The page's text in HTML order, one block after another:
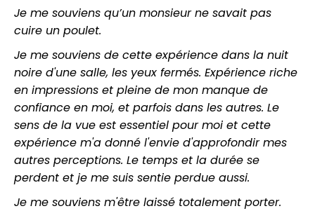
Je me souviens qu’un monsieur ne savait pas
cuire un poulet.
Je me souviens de cette expérience dans la nuit
noire d'une salle, les yeux fermés. Expérience riche
en impressions et pleine de mon manque de
confiance en moi, et parfois dans les autres. Le
sens de la vue est essentiel pour moi et cette
expérience m'a donné l'envie d'approfondir mes
autres perceptions. Le temps et la durée se
perdent et je me suis sentie perdue aussi.
Je me souviens m'être laissé totalement porter.